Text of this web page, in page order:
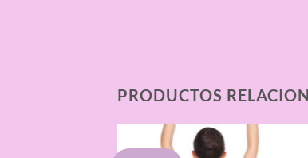
PRODUCTOS